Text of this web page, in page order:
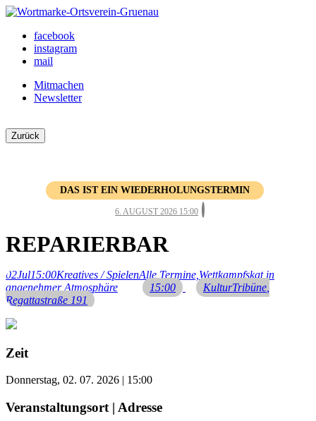
Skip
content
Ortsverein Grünau
Veranstaltungen und Angebote in Ihrem Bezirk
facebook
instagram
mail
Mitmachen
Newsletter
Zurück
DAS IST EIN WIEDERHOLUNGSTERMIN
6. AUGUST 2026 15:00
REPARIERBAR
02Jul15:00Kreatives / SpielenAlle Termine, Wettkampfskat in
angenehmer Atmosphäre
15:00 KulturTribüne
Regattastraße 191
Zeit
Donnerstag, 02. 07. 2026 | 15:00
Veranstaltungsort | Adresse